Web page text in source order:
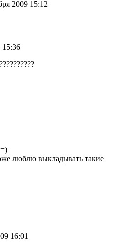
2009 15:12
15:36
люблю выкладывать такие
16:01